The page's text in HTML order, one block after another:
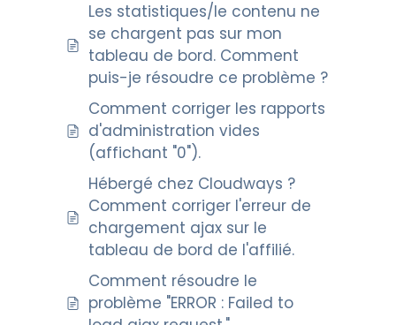
Les statistiques/le contenu ne
se chargent pas sur mon
tableau de bord. Comment
puis-je résoudre ce problème ?
Comment corriger les rapports
d'administration vides
(affichant "0").
Hébergé chez Cloudways ?
Comment corriger l'erreur de
chargement ajax sur le
tableau de bord de l'affilié.
Comment résoudre le
problème "ERROR : Failed to